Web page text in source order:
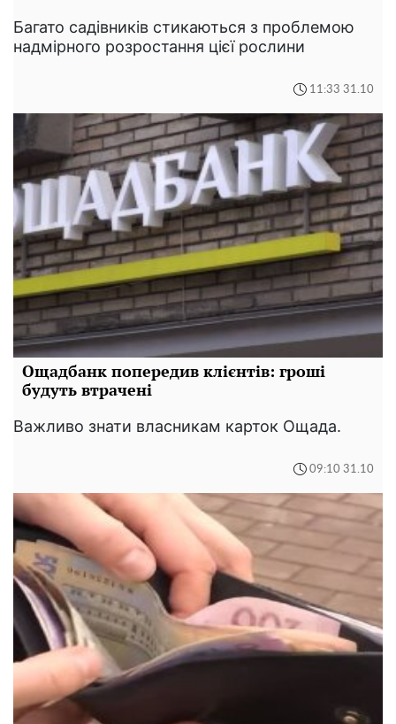
Багато садівників стикаються з проблемою
надмірного розростання цієї рослини
11:33 31.10
Ощадбанк попередив клієнтів: гроші
будуть втрачені
Важливо знати власникам карток Ощада.
09:10 31.10